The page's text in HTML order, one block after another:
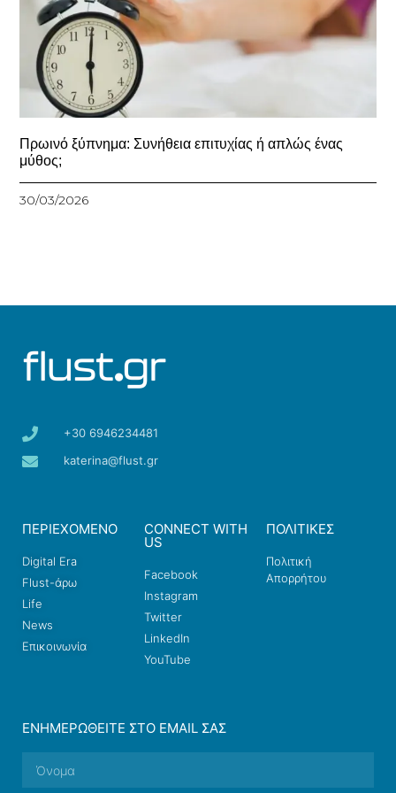
Πρωινό ξύπνημα: Συνήθεια επιτυχίας ή απλώς ένας
μύθος;
30/03/2026
+30 6946234481
katerina@flust.gr
ΠΕΡΙΕΧΟΜΕΝΟ
Digital Era
Flust-άρω
Life
News
Επικοινωνία
CONNECT WITH
US
Facebook
Instagram
Twitter
LinkedIn
YouTube
ΠΟΛΙΤΙΚΕΣ
Πολιτική
Απορρήτου
ΕΝΗΜΕΡΩΘΕΊΤΕ ΣΤΟ EMAIL ΣΑΣ